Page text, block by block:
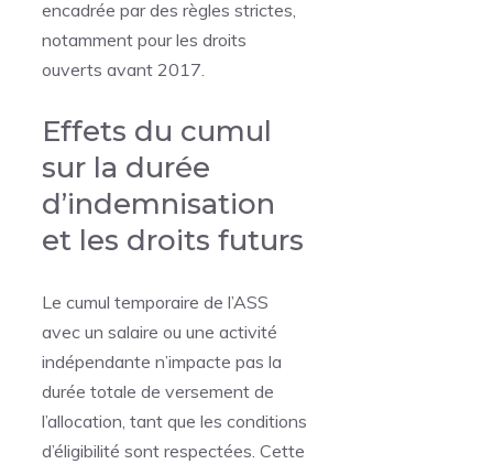
encadrée par des règles strictes,
notamment pour les droits
ouverts avant 2017.
Effets du cumul
sur la durée
d’indemnisation
et les droits futurs
Le cumul temporaire de l’ASS
avec un salaire ou une activité
indépendante n’impacte pas la
durée totale de versement de
l’allocation, tant que les conditions
d’éligibilité sont respectées. Cette